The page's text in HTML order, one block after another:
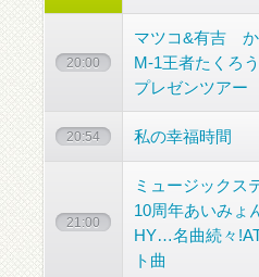
20:00
マツコ&有吉
M-1王者たくろ
プレゼンツアー
20:54 私の幸福時間
21:00
ミュージックス
10周年あいみょ
HY…名曲続々
ト曲